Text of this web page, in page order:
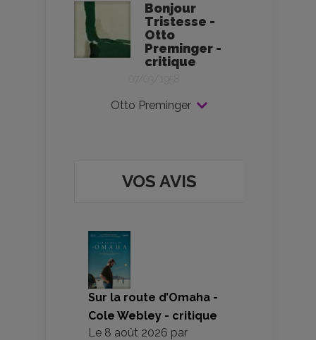
Bonjour
Tristesse -
Otto
Preminger -
critique
07/03/1958
Otto Preminger
VOS AVIS
Sur la route d’Omaha -
Cole Webley - critique
Le 8 août 2026 par